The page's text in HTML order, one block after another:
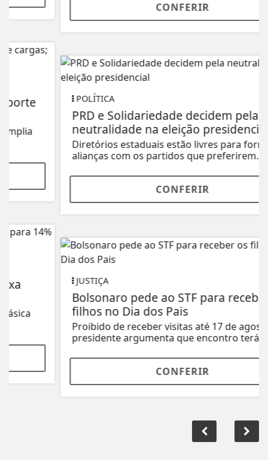
CONFERIR
POLÍTICA
PRD e Solidariedade decidem pela
neutralidade na eleição presidencial
Diretórios estaduais estão livres para formar
alianças com os partidos que preferirem.
CONFERIR
Bolsonaro pede ao STF para receber os
filhos no Dia dos Pais
Proibido de receber visitas até 17 de agosto, ex-
presidente argumenta que encontro terá...
CONFERIR